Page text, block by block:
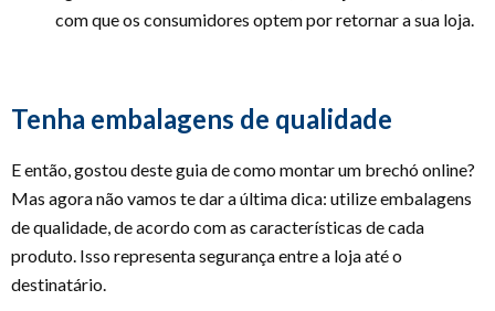
com que os consumidores optem por retornar a sua loja.
Tenha embalagens de qualidade
E então, gostou deste guia de como montar um brechó online?
Mas agora não vamos te dar a última dica: utilize embalagens
de qualidade, de acordo com as características de cada
produto. Isso representa segurança entre a loja até o
destinatário.